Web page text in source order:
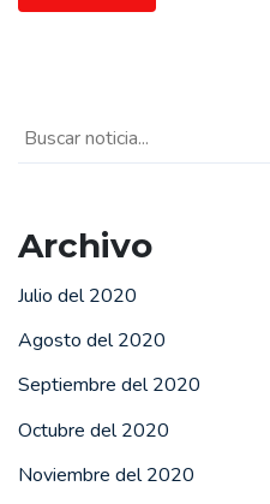
Archivo
Julio del 2020
Agosto del 2020
Septiembre del 2020
Octubre del 2020
Noviembre del 2020